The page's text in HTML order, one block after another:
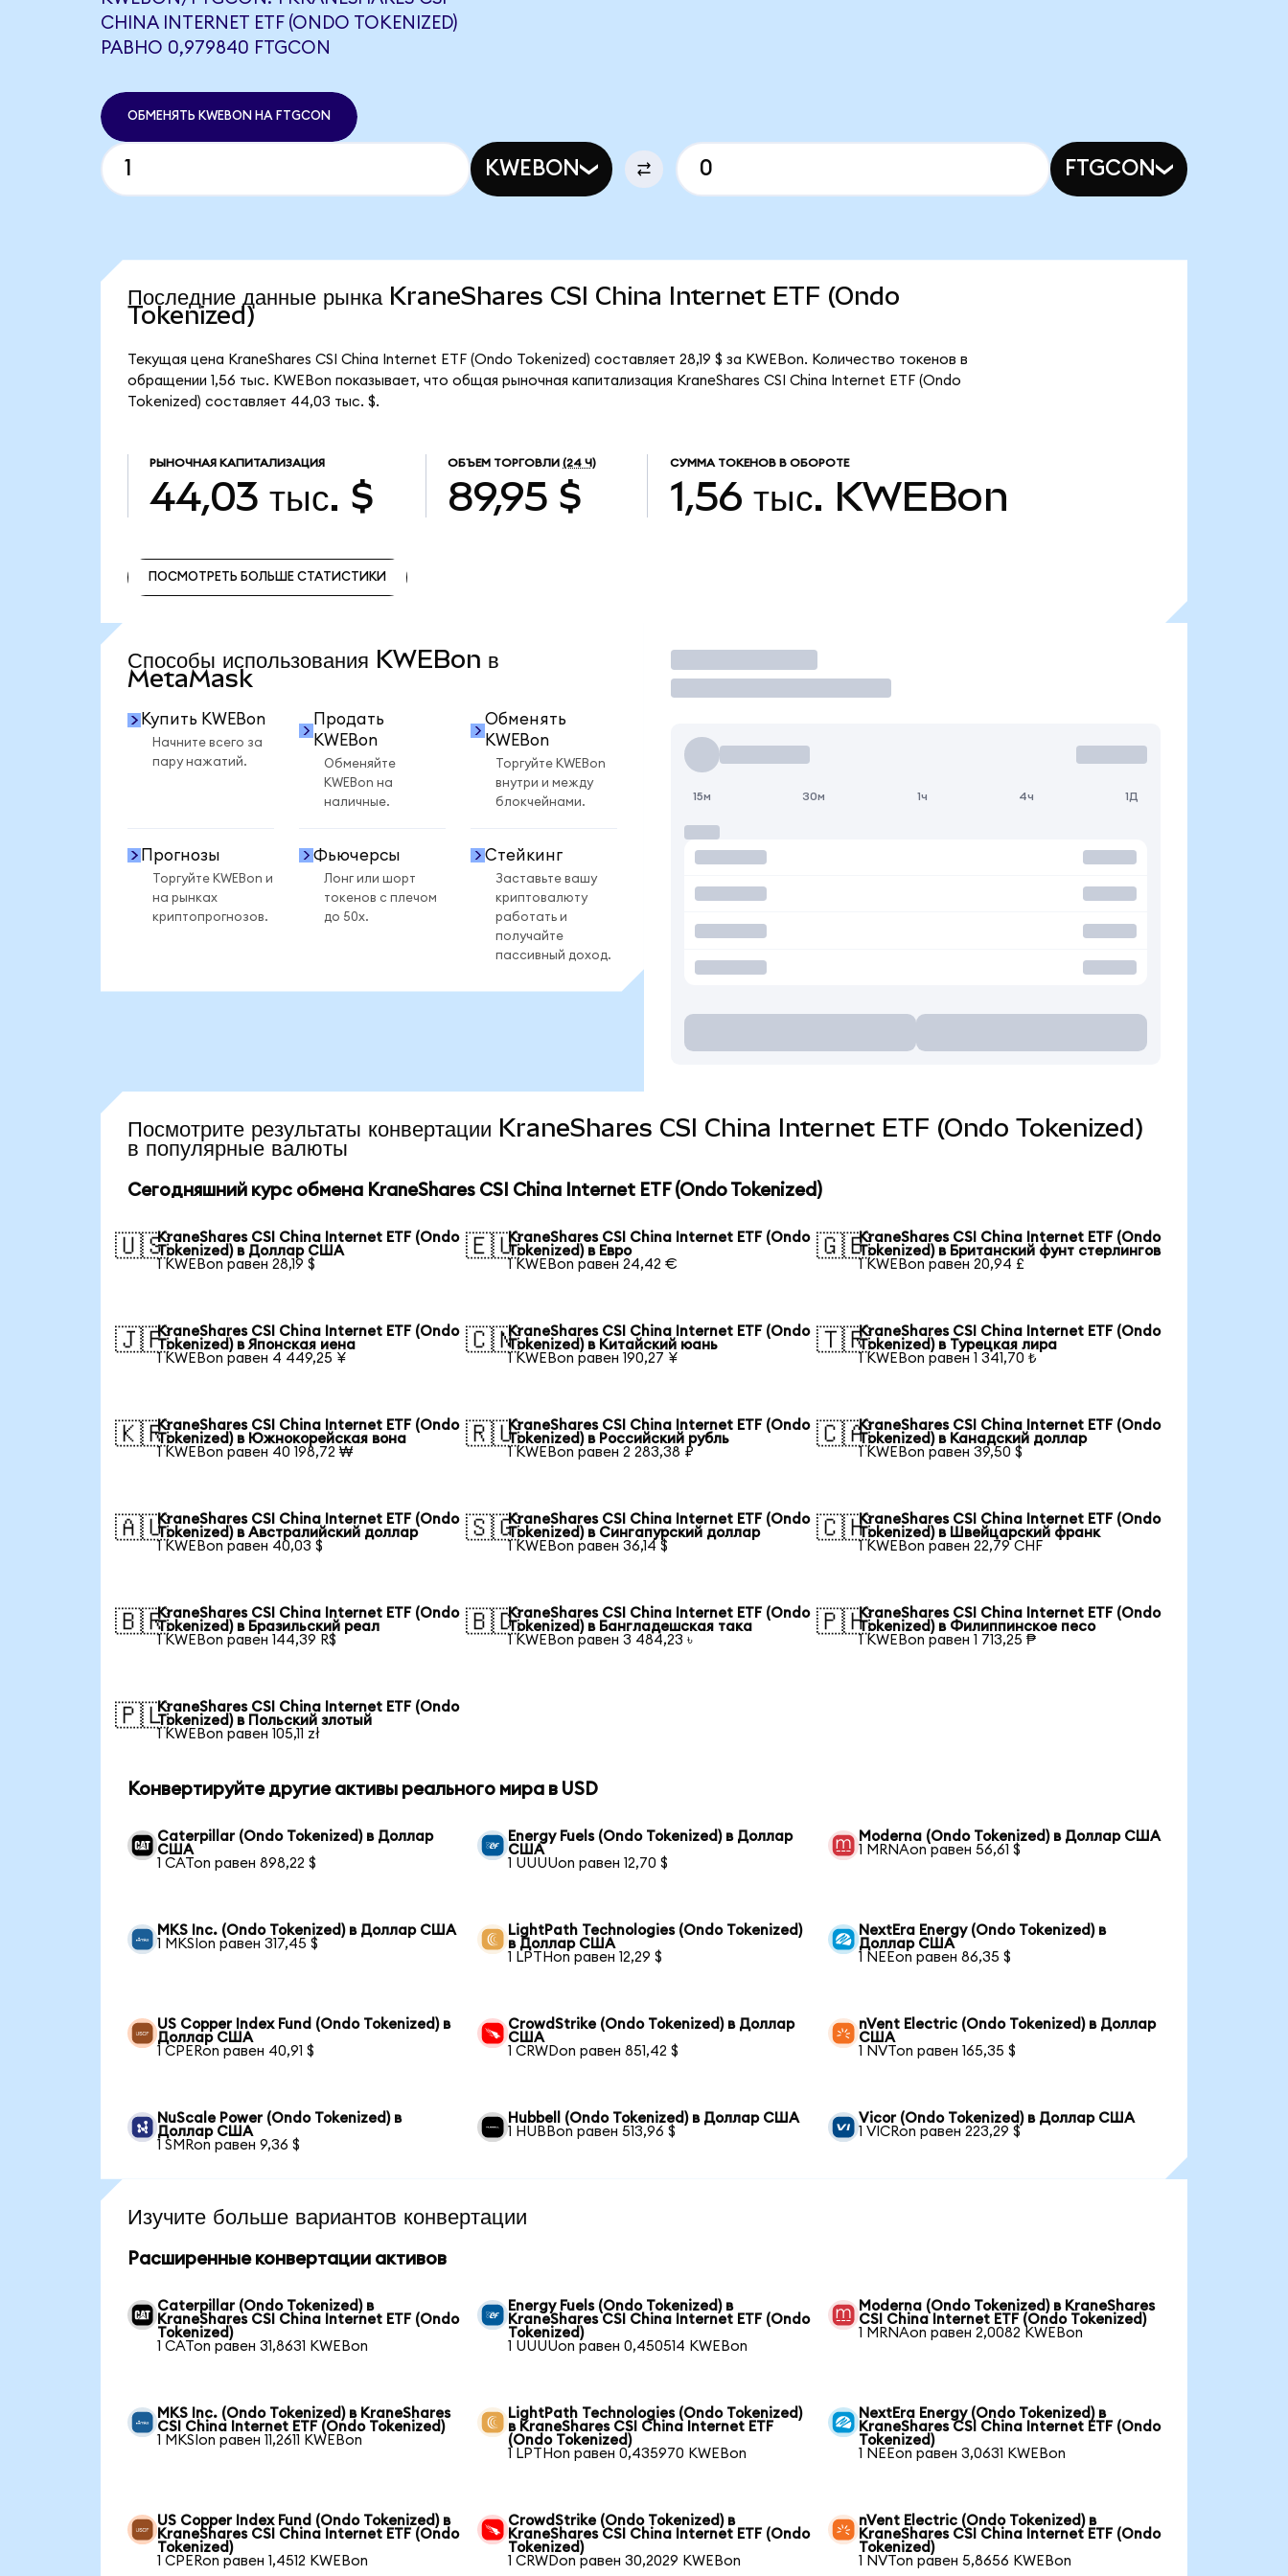
CHINA INTERNET ETF (ONDO TOKENIZED)
РАВНО 0,979840 FTGCON
ОБМЕНЯТЬ KWEBON НА FTGCON
KWEBON FTGCON
Последние данные рынка KraneShares CSI China Internet ETF (Ondo
Tokenized)
Текущая цена KraneShares CSI China Internet ETF (Ondo Tokenized) составляет 28,19 $ за KWEBon. Количество токенов в
обращении 1,56 тыс. KWEBon показывает, что общая рыночная капитализация KraneShares CSI China Internet ETF (Ondo
Tokenized) составляет 44,03 тыс. $.
РЫНОЧНАЯ КАПИТАЛИЗАЦИЯ
44,03 тыс. $
ОБЪЕМ ТОРГОВЛИ (24 Ч)
89,95 $
СУММА ТОКЕНОВ В ОБОРОТЕ
1,56 тыс. KWEBon
ПОСМОТРЕТЬ БОЛЬШЕ СТАТИСТИКИ
Способы использования KWEBon в
MetaMask
Купить KWEBon
Начните всего за
пару нажатий.
Продать
KWEBon
Обменяйте
KWEBon на
наличные.
Обменять
KWEBon
Торгуйте KWEBon
внутри и между
блокчейнами.
Прогнозы
Торгуйте KWEBon и
на рынках
криптопрогнозов.
Фьючерсы
Лонг или шорт
токенов с плечом
до 50x.
Стейкинг
Заставьте вашу
криптовалюту
работать и
получайте
пассивный доход.
Торговать
15м 30м 1ч 4ч 1Д
Посмотрите результаты конвертации KraneShares CSI China Internet ETF (Ondo Tokenized)
в популярные валюты
Сегодняшний курс обмена KraneShares CSI China Internet ETF (Ondo Tokenized)
🇺🇸KraneShares CSI China Internet ETF (Ondo
Tokenized) в Доллар США
1 KWEBon равен 28,19 $
🇪🇺KraneShares CSI China Internet ETF (Ondo
Tokenized) в Евро
1 KWEBon равен 24,42 €
🇬🇧KraneShares CSI China Internet ETF (Ondo
Tokenized) в Британский фунт стерлингов
1 KWEBon равен 20,94 £
🇯🇵KraneShares CSI China Internet ETF (Ondo
Tokenized) в Японская иена
1 KWEBon равен 4 449,25 ¥
🇨🇳KraneShares CSI China Internet ETF (Ondo
Tokenized) в Китайский юань
1 KWEBon равен 190,27 ¥
🇹🇷KraneShares CSI China Internet ETF (Ondo
Tokenized) в Турецкая лира
1 KWEBon равен 1 341,70 ₺
🇰🇷KraneShares CSI China Internet ETF (Ondo
Tokenized) в Южнокорейская вона
1 KWEBon равен 40 198,72 ₩
🇷🇺KraneShares CSI China Internet ETF (Ondo
Tokenized) в Российский рубль
1 KWEBon равен 2 283,38 ₽
🇨🇦KraneShares CSI China Internet ETF (Ondo
Tokenized) в Канадский доллар
1 KWEBon равен 39,50 $
🇦🇺KraneShares CSI China Internet ETF (Ondo
Tokenized) в Австралийский доллар
1 KWEBon равен 40,03 $
🇸🇬KraneShares CSI China Internet ETF (Ondo
Tokenized) в Сингапурский доллар
1 KWEBon равен 36,14 $
🇨🇭KraneShares CSI China Internet ETF (Ondo
Tokenized) в Швейцарский франк
1 KWEBon равен 22,79 CHF
🇧🇷KraneShares CSI China Internet ETF (Ondo
Tokenized) в Бразильский реал
1 KWEBon равен 144,39 R$
🇧🇩KraneShares CSI China Internet ETF (Ondo
Tokenized) в Бангладешская така
1 KWEBon равен 3 484,23 ৳
🇵🇭KraneShares CSI China Internet ETF (Ondo
Tokenized) в Филиппинское песо
1 KWEBon равен 1 713,25 ₱
🇵🇱KraneShares CSI China Internet ETF (Ondo
Tokenized) в Польский злотый
1 KWEBon равен 105,11 zł
Конвертируйте другие активы реального мира в USD
Caterpillar (Ondo Tokenized) в Доллар
США
1 CATon равен 898,22 $
Energy Fuels (Ondo Tokenized) в Доллар
США
1 UUUUon равен 12,70 $
Moderna (Ondo Tokenized) в Доллар США
1 MRNAon равен 56,61 $
MKS Inc. (Ondo Tokenized) в Доллар США
1 MKSIon равен 317,45 $
LightPath Technologies (Ondo Tokenized)
в Доллар США
1 LPTHon равен 12,29 $
NextEra Energy (Ondo Tokenized) в
Доллар США
1 NEEon равен 86,35 $
US Copper Index Fund (Ondo Tokenized) в
Доллар США
1 CPERon равен 40,91 $
CrowdStrike (Ondo Tokenized) в Доллар
США
1 CRWDon равен 851,42 $
nVent Electric (Ondo Tokenized) в Доллар
США
1 NVTon равен 165,35 $
NuScale Power (Ondo Tokenized) в
Доллар США
1 SMRon равен 9,36 $
Hubbell (Ondo Tokenized) в Доллар США
1 HUBBon равен 513,96 $
Vicor (Ondo Tokenized) в Доллар США
1 VICRon равен 223,29 $
Изучите больше вариантов конвертации
Расширенные конвертации активов
Caterpillar (Ondo Tokenized) в
KraneShares CSI China Internet ETF (Ondo
Tokenized)
1 CATon равен 31,8631 KWEBon
Energy Fuels (Ondo Tokenized) в
KraneShares CSI China Internet ETF (Ondo
Tokenized)
1 UUUUon равен 0,450514 KWEBon
Moderna (Ondo Tokenized) в KraneShares
CSI China Internet ETF (Ondo Tokenized)
1 MRNAon равен 2,0082 KWEBon
MKS Inc. (Ondo Tokenized) в KraneShares
CSI China Internet ETF (Ondo Tokenized)
1 MKSIon равен 11,2611 KWEBon
LightPath Technologies (Ondo Tokenized)
в KraneShares CSI China Internet ETF
(Ondo Tokenized)
1 LPTHon равен 0,435970 KWEBon
NextEra Energy (Ondo Tokenized) в
KraneShares CSI China Internet ETF (Ondo
Tokenized)
1 NEEon равен 3,0631 KWEBon
US Copper Index Fund (Ondo Tokenized) в
KraneShares CSI China Internet ETF (Ondo
Tokenized)
1 CPERon равен 1,4512 KWEBon
CrowdStrike (Ondo Tokenized) в
KraneShares CSI China Internet ETF (Ondo
Tokenized)
1 CRWDon равен 30,2029 KWEBon
nVent Electric (Ondo Tokenized) в
KraneShares CSI China Internet ETF (Ondo
Tokenized)
1 NVTon равен 5,8656 KWEBon